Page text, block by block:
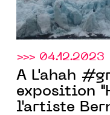
>>> 04.12.2023
À L'ahah
exposition
l'artiste